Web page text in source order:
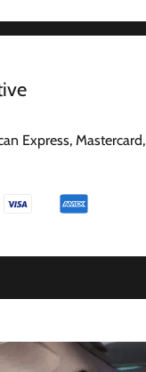
Express, Mastercard,